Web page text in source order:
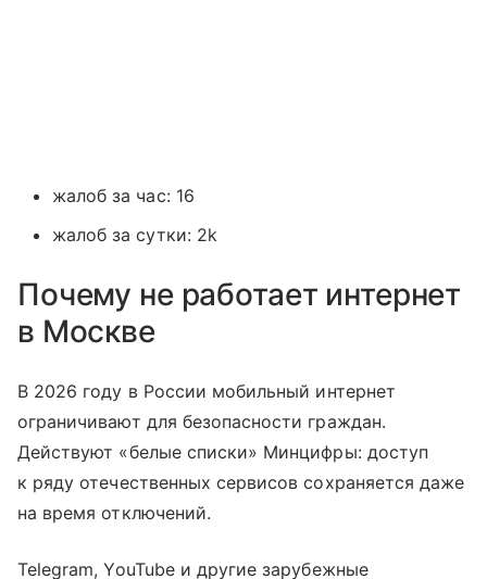
жалоб за час: 16
жалоб за сутки: 2k
Почему не работает интернет
в Москве
В 2026 году в России мобильный интернет
ограничивают для безопасности граждан.
Действуют «белые списки» Минцифры: доступ
к ряду отечественных сервисов сохраняется даже
на время отключений.
Telegram, YouTube и другие зарубежные